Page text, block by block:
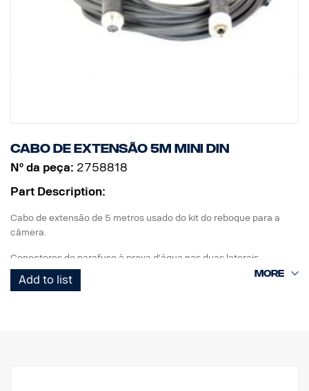
Cabo de extensão 5m MINI DIN
Nº da peça: 2758818
Part Description:
Cabo de extensão de 5 metros usado do kit do reboque para a
câmera.
Conectores de parafuso à prova d'água nas duas laterais.
Add to list